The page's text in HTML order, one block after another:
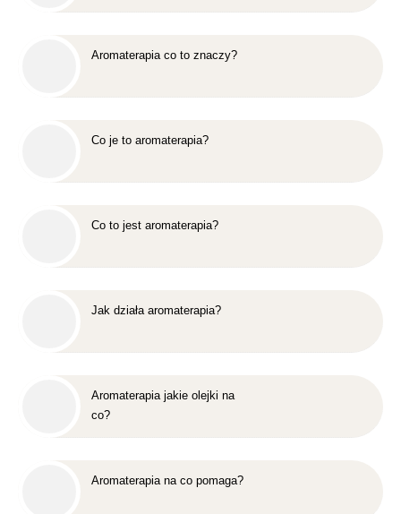
Aromaterapia co to znaczy?
Co je to aromaterapia?
Co to jest aromaterapia?
Jak działa aromaterapia?
Aromaterapia jakie olejki na
co?
Aromaterapia na co pomaga?